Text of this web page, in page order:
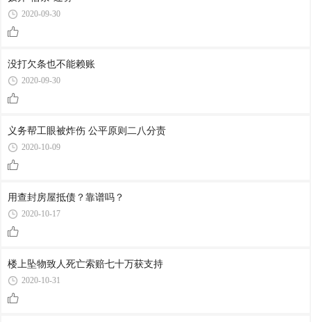
2020-09-30
没打欠条也不能赖账
2020-09-30
义务帮工眼被炸伤 公平原则二八分责
2020-10-09
用查封房屋抵债？靠谱吗？
2020-10-17
楼上坠物致人死亡索赔七十万获支持
2020-10-31